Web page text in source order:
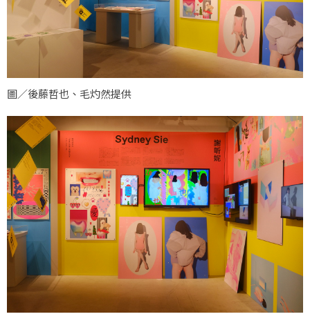
圖／後藤哲也、毛灼然提供